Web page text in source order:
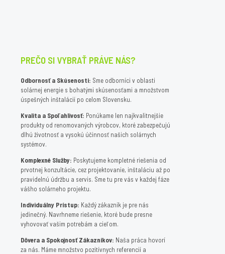
PREČO SI VYBRAŤ PRÁVE NÁS?
Odbornosť a Skúsenosti: Sme odborníci v oblasti
solárnej energie s bohatými skúsenosťami a množstvom
úspešných inštalácií po celom Slovensku.
Kvalita a Spoľahlivosť: Ponúkame len najkvalitnejšie
produkty od renomovaných výrobcov, ktoré zabezpečujú
dlhú životnosť a vysokú účinnosť našich solárnych
systémov.
Komplexné Služby: Poskytujeme kompletné riešenia od
prvotnej konzultácie, cez projektovanie, inštaláciu až po
pravidelnú údržbu a servis. Sme tu pre vás v každej fáze
vášho solárneho projektu.
Individuálny Prístup: Každý zákazník je pre nás
jedinečný. Navrhneme riešenie, ktoré bude presne
vyhovovať vašim potrebám a cieľom.
Dôvera a Spokojnosť Zákazníkov: Naša práca hovorí
za nás. Máme množstvo pozitívnych referencií a